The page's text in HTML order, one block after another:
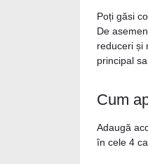
Poți găsi
De
reduceri și
principal
Cum
Adaugă
în cele 4